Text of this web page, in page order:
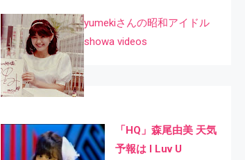
yumekiさんの昭和アイドル
showa videos
「HQ」森尾由美 天気
予報は I Luv U